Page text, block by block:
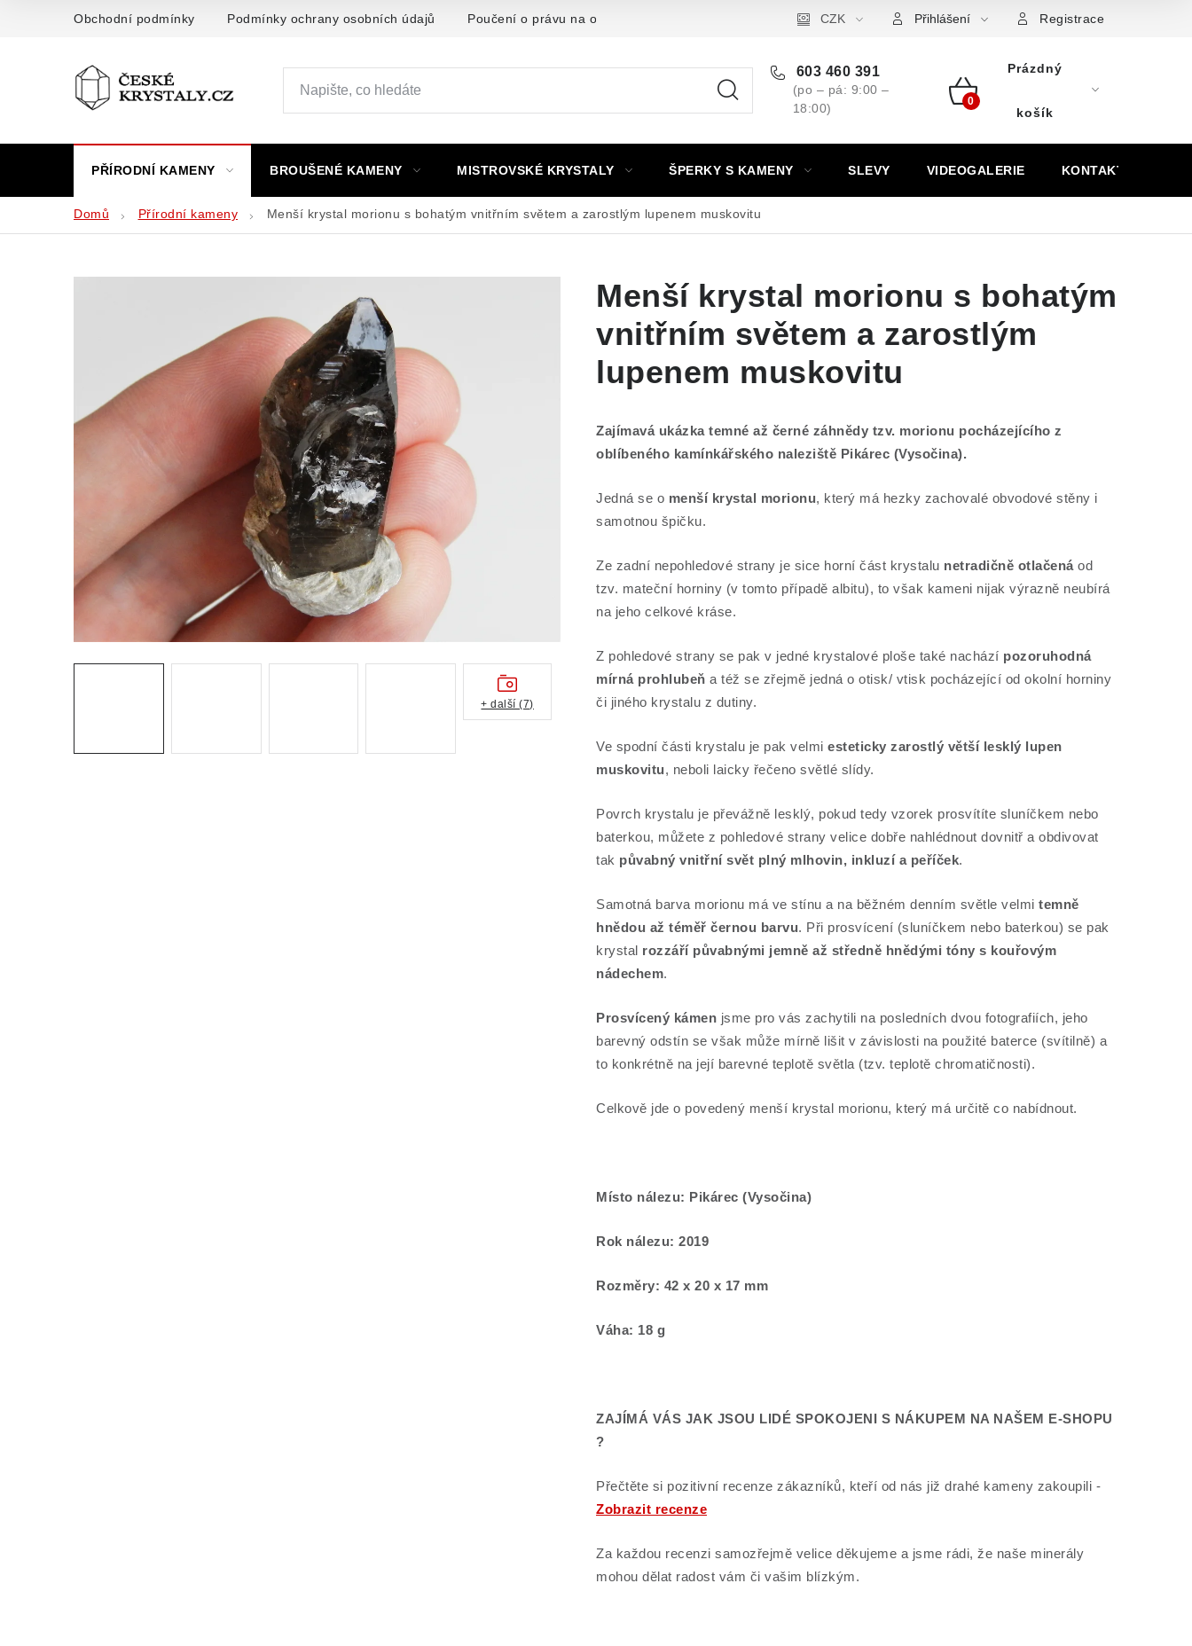
Obchodní podmínky Podmínky ochrany osobních údajů Poučení o právu na odstoupení od smlouvy Puncovní značky Výkup minerálů a drahých kamenů
CZK Přihlášení Registrace
603 460 391
(po – pá: 9:00 –
18:00)
Nákupní
Prázdný
košík
PŘÍRODNÍ KAMENY BROUŠENÉ KAMENY MISTROVSKÉ KRYSTALY ŠPERKY S KAMENY SLEVY VIDEOGALERIE KONTAKT
Domů Přírodní kameny Menší krystal morionu s bohatým vnitřním světem a zarostlým lupenem muskovitu
Menší krystal morionu s bohatým
vnitřním světem a zarostlým
lupenem muskovitu
Zajímavá ukázka temné až černé záhnědy tzv. morionu pocházejícího z
oblíbeného kamínkářského naleziště Pikárec (Vysočina).
Jedná se o menší krystal morionu, který má hezky zachovalé obvodové stěny i
samotnou špičku.
Ze zadní nepohledové strany je sice horní část krystalu netradičně otlačená od
tzv. mateční horniny (v tomto případě albitu), to však kameni nijak výrazně neubírá
na jeho celkové kráse.
Z pohledové strany se pak v jedné krystalové ploše také nachází pozoruhodná
mírná prohlubeň a též se zřejmě jedná o otisk/ vtisk pocházející od okolní horniny
či jiného krystalu z dutiny.
Ve spodní části krystalu je pak velmi esteticky zarostlý větší lesklý lupen
muskovitu, neboli laicky řečeno světlé slídy.
Povrch krystalu je převážně lesklý, pokud tedy vzorek prosvítíte sluníčkem nebo
baterkou, můžete z pohledové strany velice dobře nahlédnout dovnitř a obdivovat
tak půvabný vnitřní svět plný mlhovin, inkluzí a peříček.
Samotná barva morionu má ve stínu a na běžném denním světle velmi temně
hnědou až téměř černou barvu. Při prosvícení (sluníčkem nebo baterkou) se pak
krystal rozzáří půvabnými jemně až středně hnědými tóny s kouřovým
nádechem.
Prosvícený kámen jsme pro vás zachytili na posledních dvou fotografiích, jeho
barevný odstín se však může mírně lišit v závislosti na použité baterce (svítilně) a
to konkrétně na její barevné teplotě světla (tzv. teplotě chromatičnosti).
Celkově jde o povedený menší krystal morionu, který má určitě co nabídnout.
Místo nálezu: Pikárec (Vysočina)
Rok nálezu: 2019
Rozměry: 42 x 20 x 17 mm
Váha: 18 g
ZAJÍMÁ VÁS JAK JSOU LIDÉ SPOKOJENI S NÁKUPEM NA NAŠEM E-SHOPU
?
Přečtěte si pozitivní recenze zákazníků, kteří od nás již drahé kameny zakoupili -
Zobrazit recenze
Za každou recenzi samozřejmě velice děkujeme a jsme rádi, že naše minerály
mohou dělat radost vám či vašim blízkým.
+ další (7)